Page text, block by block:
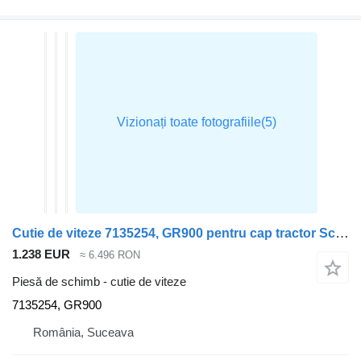
Cutie de viteze 7135254, GR900 pentru cap tractor Scania
1.238 EUR ≈ 6.496 RON
Piesă de schimb - cutie de viteze
7135254, GR900
România, Suceava